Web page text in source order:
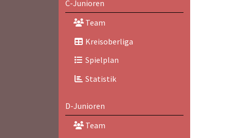
C-Junioren
Team
Kreisoberliga
Spielplan
Statistik
D-Junioren
Team